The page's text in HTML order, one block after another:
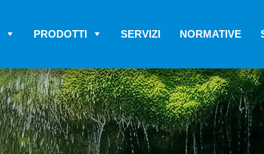
PRODOTTI SERVIZI NORMATIVE